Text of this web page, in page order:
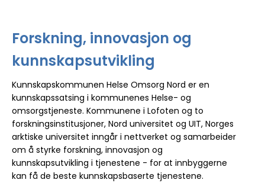
Forskning, innovasjon og
kunnskapsutvikling
Kunnskapskommunen Helse Omsorg Nord er en
kunnskapssatsing i kommunenes Helse- og
omsorgstjeneste. Kommunene i Lofoten og to
forskningsinstitusjoner, Nord universitet og UIT, Norges
arktiske universitet inngår i nettverket og samarbeider
om å styrke forskning, innovasjon og
kunnskapsutvikling i tjenestene - for at innbyggerne
kan få de beste kunnskapsbaserte tjenestene.